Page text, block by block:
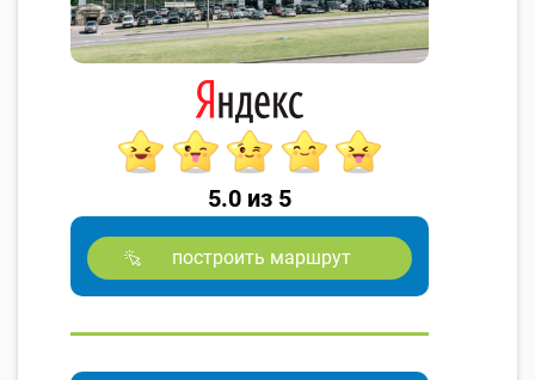
5.0 из 5
построить маршрут